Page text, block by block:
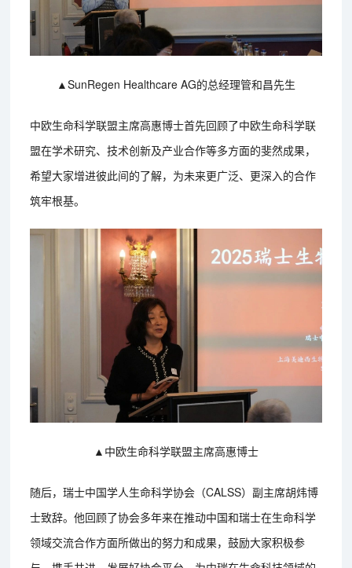
▲SunRegen Healthcare AG的总经理管和昌先生
中欧生命科学联盟主席高惠博士首先回顾了中欧生命科学联
盟在学术研究、技术创新及产业合作等多方面的斐然成果，
希望大家增进彼此间的了解，为未来更广泛、更深入的合作
筑牢根基。
▲中欧生命科学联盟主席高惠博士
随后，瑞士中国学人生命科学协会（CALSS）副主席胡炜博
士致辞。他回顾了协会多年来在推动中国和瑞士在生命科学
领域交流合作方面所做出的努力和成果，鼓励大家积极参